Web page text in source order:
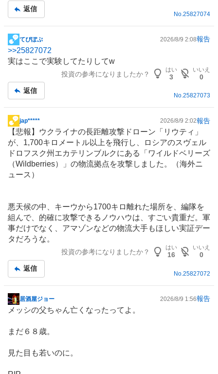
返信
No. 25827074
掲
示
板
てぴぽぷ 2026/8/9 2:08報告
>>25827072
実はここで実験してたりしてw
投資の参考になりましたか？
はい
3
いいえ
0
返信
No.25827073
掲
示
板
記
事
jap***** 2026/8/9 2:02報告
【悲報】ウクライナの長距離攻撃 ドローン 「リウティ」
が、1,700キロメートル以上を飛行し、
ロシアのスヴェル
ドロフスク州エカテリンブルクにある「ワイルドベリーズ
（Wildberries）」の物流拠点を攻撃しました。（海外ニ
ュース）
悪天候の中、キーウから1700キロ離れた場所を、編隊を
組んで、的確に攻撃できるノウハウは、すごい貴重だ。軍
事だけでなく、アマゾンなどの物流大手もほしい実証デー
タだろうな。
投資の参考になりましたか？
はい
16
いいえ
0
返信
No. 25827072
掲
示
記
居酒屋ジョー 2026/8/9 1:56報告
メッシの父ちゃん亡くなったってよ。
まだ６８歳。
見た目も若いのに。